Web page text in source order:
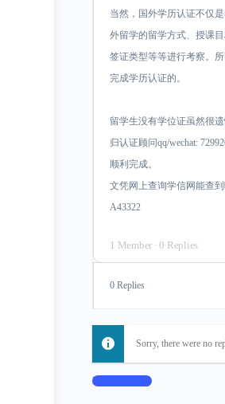
当然，国外学历认证不仅
外留学的留学方式、授课
签证类型等等进行考察。
完成学历认证的。
留学生没有学位证虽然很
归认证顾问qq/wechat:
顺利完成。
文凭网上查询学信网能查
A43322
1 Member · 0 Replies
0 Replies
Sorry, there were no
Log In to Reply